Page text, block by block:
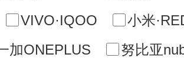
VIVO·IQOO
小米
加ONEPLUS
努比亚